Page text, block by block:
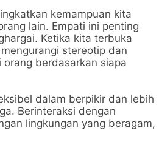
kemampuan kita
lain. Empati ini penting
Ketika kita terbuka
stereotip dan
berdasarkan siapa
dalam berpikir dan lebih
Berinteraksi dengan
lingkungan yang beragam,